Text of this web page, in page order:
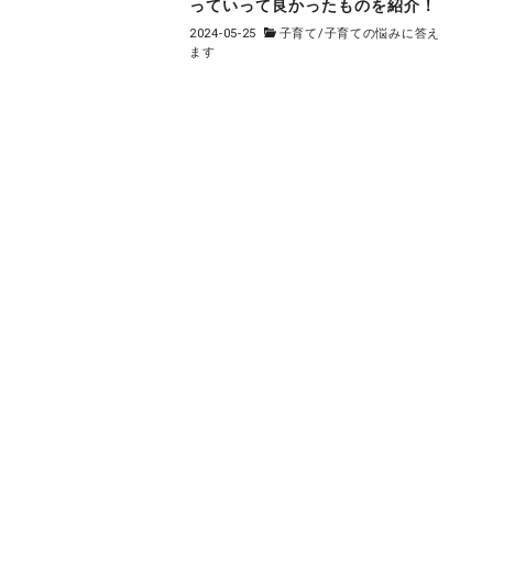
っていって良かったものを紹介！
2024-05-25 子育て/子育ての悩みに答え
ます